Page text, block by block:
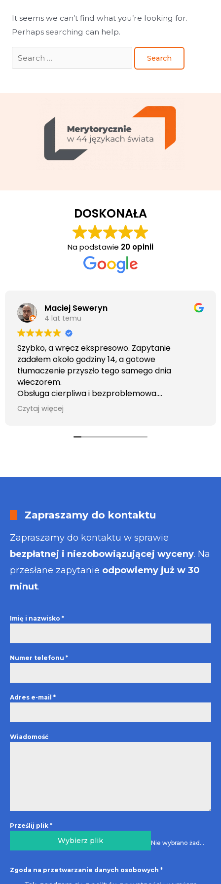
It seems we can’t find what you’re looking for.
Perhaps searching can help.
DOSKONAŁA
Na podstawie 20 opinii
Maciej Seweryn
4 lat temu
Szybko, a wręcz ekspresowo. Zapytanie
zadałem około godziny 14, a gotowe
tłumaczenie przyszło tego samego dnia
wieczorem.
Obsługa cierpliwa i bezproblemowa.
Otrzymałem wszelkie informacje i porady jaka
usługa będzie dla mnie najlepsza. Faktura także
Czytaj więcej
Zapraszamy do kontaktu
Zapraszamy do kontaktu w sprawie
bezpłatnej i niezobowiązującej wyceny. Na
przesłane zapytanie odpowiemy już w 30
minut.
Imię i nazwisko *
Numer telefonu *
Adres e-mail *
Wiadomość
Prześlij plik *
Wybierz plik Nie wybrano żadnego pliku
Zgoda na przetwarzanie danych osobowych *